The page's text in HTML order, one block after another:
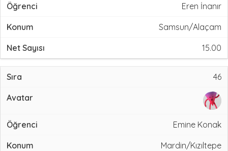
Eren İnanır
Samsun/Alaçam
15.00
46
Emine Konak
Mardin/Kızıltepe